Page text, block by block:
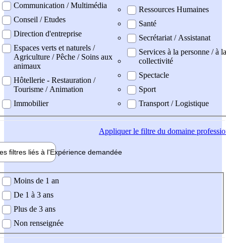
Communication / Multimédia
Conseil / Etudes
Direction d'entreprise
Espaces verts et naturels /
Agriculture / Pêche / Soins aux
animaux
Hôtellerie - Restauration /
Tourisme / Animation
Immobilier
Ressources Humaines
Santé
Secrétariat / Assistanat
Services à la personne / à la
collectivité
Spectacle
Sport
Transport / Logistique
Appliquerle filtre du domaine
filtres liés à l'Expérience demandée
demandée
Moins de 1 an
De 1 à 3 ans
Plus de 3 ans
Non renseignée